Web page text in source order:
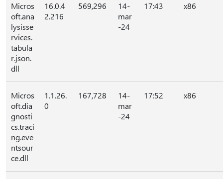
Micros
oft.ana
lysisse
rvices.
tabula
r.json.
dll
16.0.4
2.216
569,296
14-
mar
-24
17:43 x86
Micros
oft.dia
gnosti
cs.traci
ng.eve
ntsour
ce.dll
1.1.26.
0
167,728
14-
mar
-24
17:52 x86